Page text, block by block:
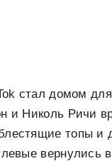
стал домом
и Николь Ричи
топы и
вернулись